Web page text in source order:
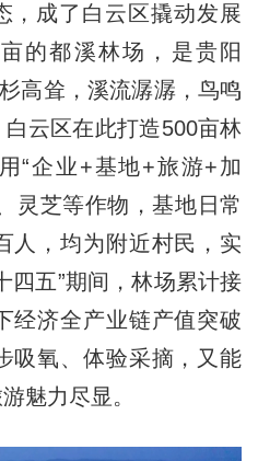
成了白云区撬动发展
的都溪林场，是贵阳
高耸，溪流潺潺，鸟鸣
云区在此打造500亩林
“企业+基地+旅游+加
灵芝等作物，基地日常
人，均为附近村民，实
四五”期间，林场累计接
经济全产业链产值突破
吸氧、体验采摘，又能
魅力尽显。